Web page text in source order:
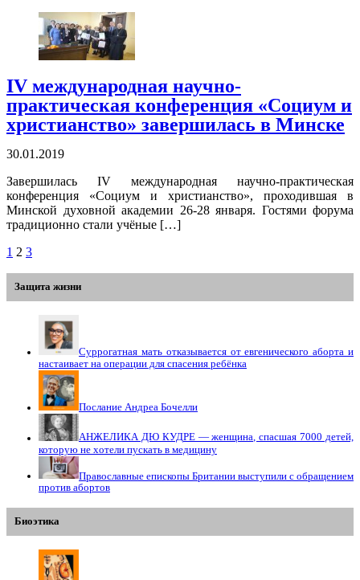
IV международная научно-
практическая конференция «Социум и
христианство» завершилась в Минске
30.01.2019
Завершилась IV международная научно-практическая
конференция «Социум и христианство», проходившая в
Минской духовной академии 26-28 января. Гостями форума
традиционно стали учёные […]
1 2 3
Защита жизни
Суррогатная мать отказывается от евгенического аборта и
настаивает на операции для спасения ребёнка
Послание Андреа Бочелли
АНЖЕЛИКА ДЮ КУДРЕ — женщина, спасшая 7000 детей,
которую не хотели пускать в медицину
Православные епископы Британии выступили с обращением
против абортов
Биоэтика